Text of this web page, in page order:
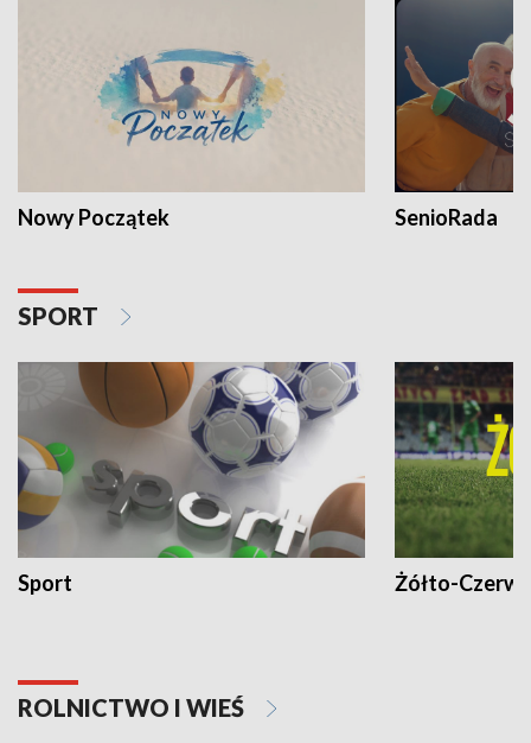
Nowy Początek SenioRada
SPORT
Sport Żółto-
ROLNICTWO I WIEŚ